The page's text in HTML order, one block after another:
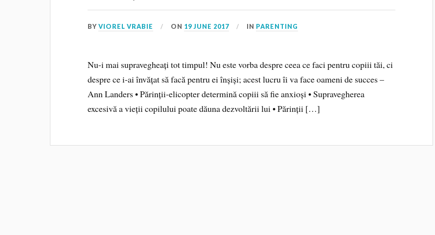
BYVIOREL VRABIE ON 19 JUNE 2017 IN PARENTING
Nu-i mai supravegheați tot timpul! Nu este vorba despre ceea ce faci pentru copiii tăi, ci
despre ce i‑ai învățat să facă pentru ei înșiși; acest lucru îi va face oameni de succes –
Ann Landers • Părinții‑elicopter determină copiii să fie anxioși • Supravegherea
excesivă a vieții copilului poate dăuna dezvoltării lui • Părinții […]